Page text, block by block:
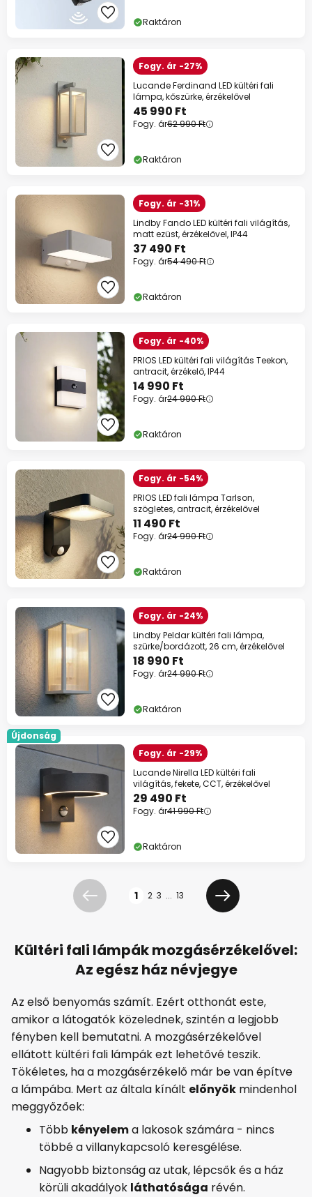
Raktáron
Fogy. ár -27%
Lucande Ferdinand LED kültéri fali
lámpa, kőszürke, érzékelővel
45 990 Ft
Fogy. ár62 990 Ft
Raktáron
Fogy. ár -31%
Lindby Fando LED kültéri fali világítás,
matt ezüst, érzékelővel, IP44
37 490 Ft
Fogy. ár54 490 Ft
Raktáron
Fogy. ár -40%
PRIOS LED kültéri fali világítás Teekon,
antracit, érzékelő, IP44
14 990 Ft
Fogy. ár24 990 Ft
Raktáron
Fogy. ár -54%
PRIOS LED fali lámpa Tarlson,
szögletes, antracit, érzékelővel
11 490 Ft
Fogy. ár24 990 Ft
Raktáron
Fogy. ár -24%
Lindby Peldar kültéri fali lámpa,
szürke/bordázott, 26 cm, érzékelővel
18 990 Ft
Fogy. ár24 990 Ft
Raktáron
Újdonság
Fogy. ár -29%
Lucande Nirella LED kültéri fali
világítás, fekete, CCT, érzékelővel
29 490 Ft
Fogy. ár41 990 Ft
Raktáron
Előző 1 2 3 ... 13
Következő
Kültéri fali lámpák mozgásérzékelővel:
Az egész ház névjegye
Az első benyomás számít. Ezért otthonát este,
amikor a látogatók közelednek, szintén a legjobb
fényben kell bemutatni. A mozgásérzékelővel
ellátott kültéri fali lámpák ezt lehetővé teszik.
Tökéletes, ha a mozgásérzékelő már be van építve
a lámpába. Mert az általa kínált előnyök mindenhol
meggyőzőek:
Több kényelema lakosok számára - nincs
többé a villanykapcsoló keresgélése.
Nagyobb biztonság az utak, lépcsők és a ház
körüli akadályok láthatósága révén.